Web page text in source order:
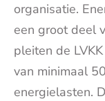
organisatie.
een groot deel
pleiten de
van minimaal
energielasten.